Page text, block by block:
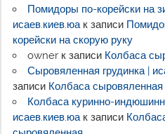
Помидоры по-корейски на
исаев.киев.юак записи
корейски на скорую руку
ownerк записи Колбаса
Сыровяленная грудинка |
записи Колбаса сыровяленная
Колбаса куринно-
исаев.киев.юак записи